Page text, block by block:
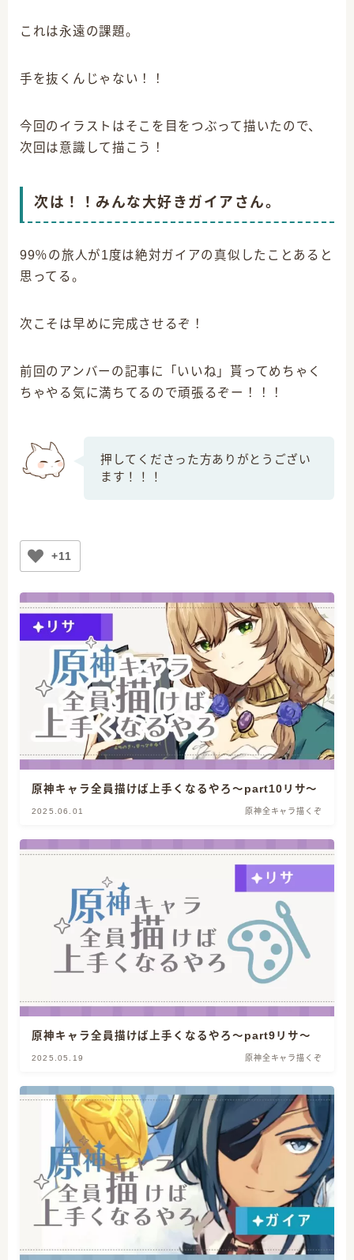
これは永遠の課題。
手を抜くんじゃない！！
今回のイラストはそこを目をつぶって描いたので、
次回は意識して描こう！
次は！！みんな大好きガイアさん。
99％の旅人が1度は絶対ガイアの真似したことあると
思ってる。
次こそは早めに完成させるぞ！
前回のアンバーの記事に「いいね」貰ってめちゃく
ちゃやる気に満ちてるので頑張るぞー！！！
押してくださった方ありがとうござい
ます！！！
+11
原神キャラ全員描けば上手くなるやろ～part10リサ～
2025.06.01 原神全キャラ描くぞ
原神キャラ全員描けば上手くなるやろ～part9リサ～
2025.05.19 原神全キャラ描くぞ